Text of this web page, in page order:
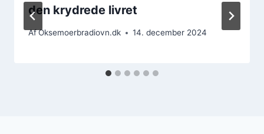
den krydrede livret
AfOksemoerbradiovn.dk 14. december 2024